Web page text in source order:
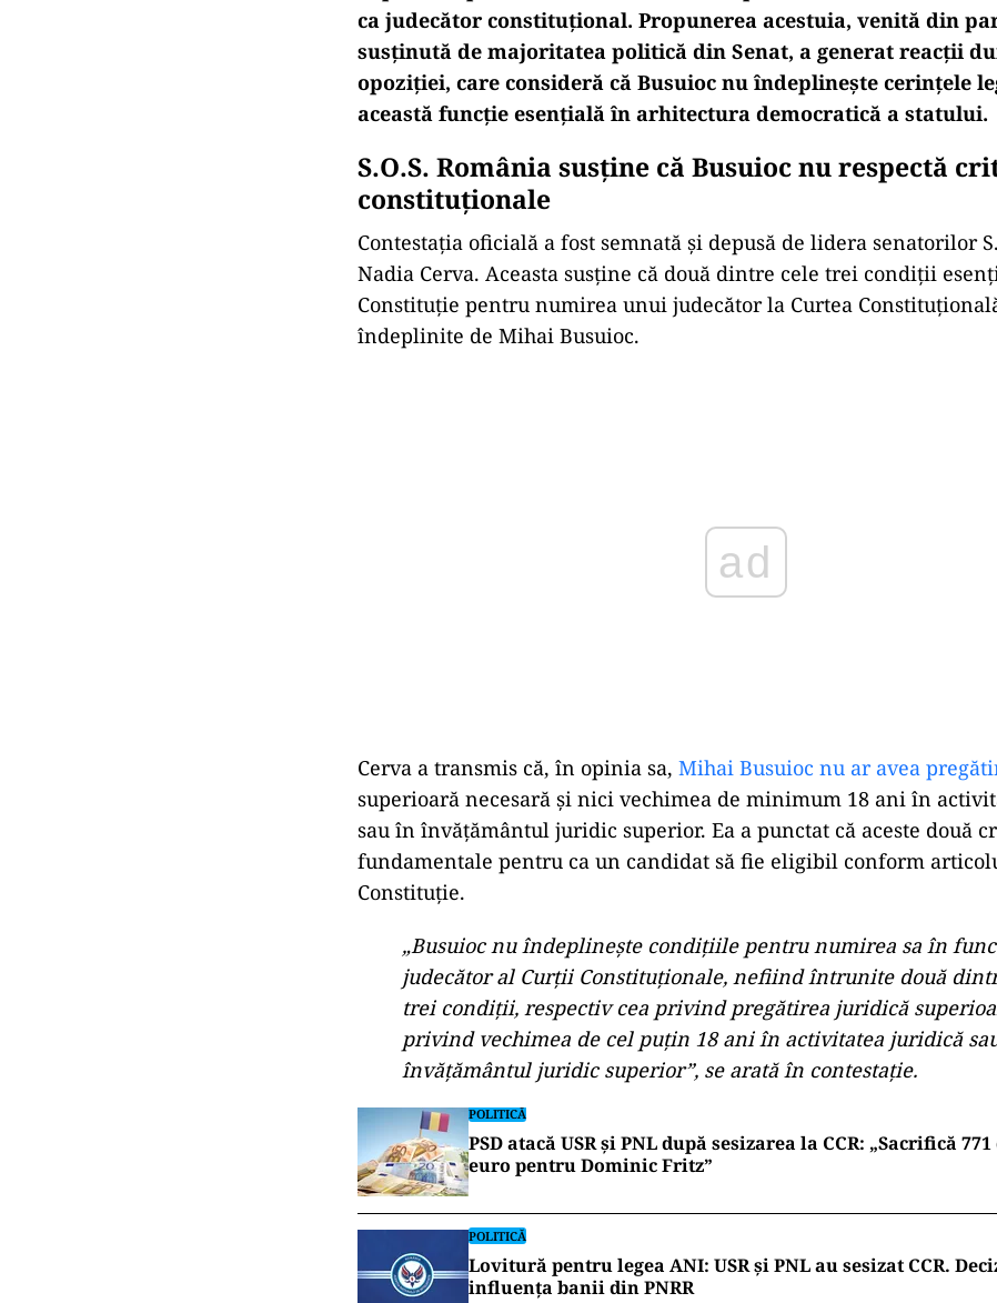
ca judecător constituțional. Propunerea acestuia, venită din
susținută de majoritatea politică din Senat, a generat reacții
opoziției, care consideră că Busuioc nu îndeplinește cerințele
această funcție esențială în arhitectura democratică a statului.
S.O.S. România susține că Busuioc nu respectă
constituționale
Contestația oficială a fost semnată și depusă de lidera senatorilor
Nadia Cerva. Aceasta susține că două dintre cele trei condiții
Constituție pentru numirea unui judecător la Curtea
îndeplinite de Mihai Busuioc.
Cerva a transmis că, în opinia sa, Mihai Busuioc nu ar avea
superioară necesară și nici vechimea de minimum 18 ani în
sau în învățământul juridic superior. Ea a punctat că aceste două
fundamentale pentru ca un candidat să fie eligibil conform
Constituție.
„Busuioc nu îndeplineşte condițiile pentru numirea sa în
judecător al Curții Constituționale, nefiind întrunite două
trei condiții, respectiv cea privind pregătirea juridică
privind vechimea de cel puţin 18 ani în activitatea juridică
învățământul juridic superior”, se arată în contestație.
POLITICĂ
PSD atacă USR și PNL după sesizarea la CCR: „Sacrifică
euro pentru Dominic Fritz”
POLITICĂ
Lovitură pentru legea ANI: USR și PNL au sesizat CCR.
influența banii din PNRR